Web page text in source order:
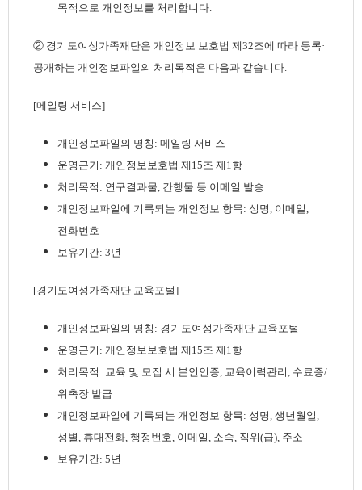
목적으로 개인정보를 처리합니다.
② 경기도여성가족재단은 개인정보 보호법 제32조에 따라 등록·
공개하는 개인정보파일의 처리목적은 다음과 같습니다.
[메일링 서비스]
개인정보파일의 명칭: 메일링 서비스
운영근거: 개인정보보호법 제15조 제1항
처리목적: 연구결과물, 간행물 등 이메일 발송
개인정보파일에 기록되는 개인정보 항목: 성명, 이메일,
전화번호
보유기간: 3년
[경기도여성가족재단 교육포털]
개인정보파일의 명칭: 경기도여성가족재단 교육포털
운영근거: 개인정보보호법 제15조 제1항
처리목적: 교육 및 모집 시 본인인증, 교육이력관리, 수료증/
위촉장 발급
개인정보파일에 기록되는 개인정보 항목: 성명, 생년월일,
성별, 휴대전화, 행정번호, 이메일, 소속, 직위(급), 주소
보유기간: 5년